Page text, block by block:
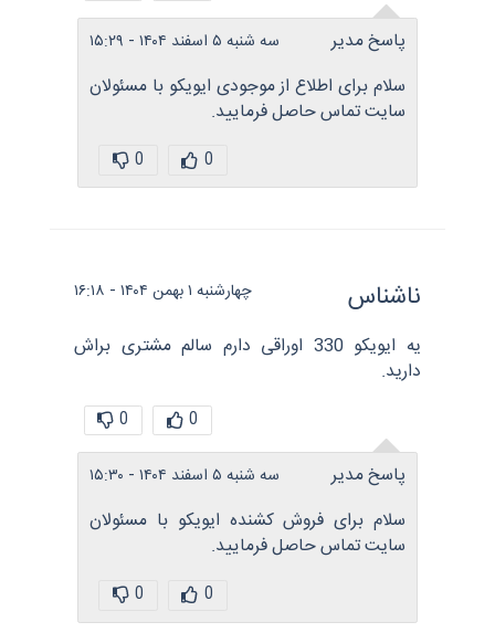
پاسخ مدیر سه شنبه ۵ اسفند ۱۴۰۴ - ۱۵:۲۹
سلام برای اطلاع از موجودی ایویکو با مسئولان
سایت تماس حاصل فرمایید.
0
0
ناشناس چهارشنبه ۱ بهمن ۱۴۰۴ - ۱۶:۱۸
یه ایویکو 330 اوراقی دارم سالم مشتری براش
دارید.
0
0
پاسخ مدیر سه شنبه ۵ اسفند ۱۴۰۴ - ۱۵:۳۰
سلام برای فروش کشنده ایویکو با مسئولان
سایت تماس حاصل فرمایید.
0
0